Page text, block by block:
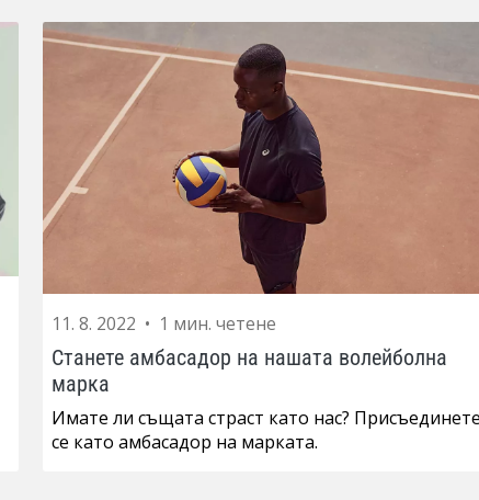
11. 8. 2022 • 1 мин. четене
Станете амбасадор на нашата волейболна
марка
Имате ли същата страст като нас? Присъединете
се като амбасадор на марката.